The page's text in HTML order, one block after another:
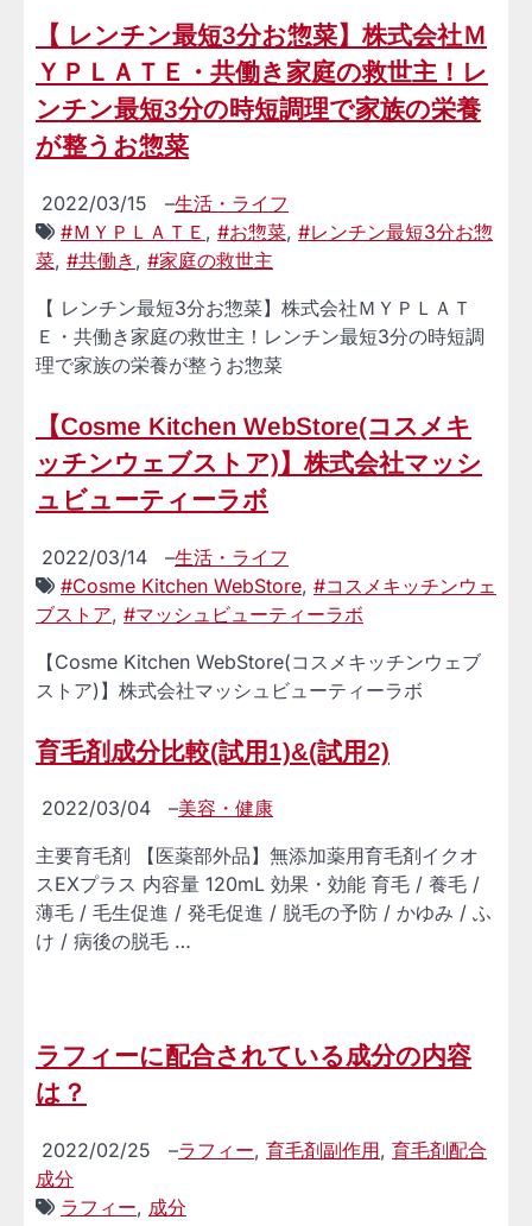
【 レンチン最短3分お惣菜】株式会社Ｍ
ＹＰＬＡＴＥ・共働き家庭の救世主！レ
ンチン最短3分の時短調理で家族の栄養
が整うお惣菜
2022/03/15 –生活・ライフ
#ＭＹＰＬＡＴＥ , #お惣菜, #レンチン最短3分お惣
菜, #共働き , #家庭の救世主
【 レンチン最短3分お惣菜】株式会社ＭＹＰＬＡＴ
Ｅ・共働き家庭の救世主！レンチン最短3分の時短調
理で家族の栄養が整うお惣菜
【Cosme Kitchen WebStore(コスメキ
ッチンウェブストア)】株式会社マッシ
ュビューティーラボ
2022/03/14 –生活・ライフ
#Cosme Kitchen WebStore, #コスメキッチンウェ
ブストア, #マッシュビューティーラボ
【Cosme Kitchen WebStore(コスメキッチンウェブ
ストア)】株式会社マッシュビューティーラボ
育毛剤成分比較(試用1)&(試用2)
2022/03/04 –美容・健康
主要育毛剤 【医薬部外品】無添加薬用育毛剤イクオ
スEXプラス 内容量 120mL 効果・効能 育毛 / 養毛 /
薄毛 / 毛生促進 / 発毛促進 / 脱毛の予防 / かゆみ / ふ
け / 病後の脱毛 …
ラフィーに配合されている成分の内容
は？
2022/02/25 –ラフィー, 育毛剤副作用, 育毛剤配合
成分
ラフィー, 成分